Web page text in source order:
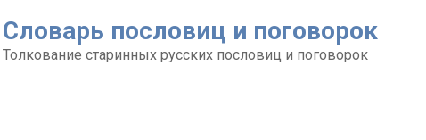
Словарь пословиц и поговорок
Толкование старинных русских пословиц и поговорок